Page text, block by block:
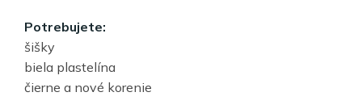
Potrebujete:
šišky
biela plastelína
čierne a nové korenie